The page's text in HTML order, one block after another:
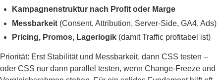
Kampagnenstruktur nach Profit oder Marge
Messbarkeit (Consent, Attribution, Server-Side, GA4, Ads)
Pricing, Promos, Lagerlogik (damit Traffic profitabel ist)
Priorität: Erst Stabilität und Messbarkeit, dann CSS testen –
oder CSS nur dann parallel testen, wenn Change-Freeze und